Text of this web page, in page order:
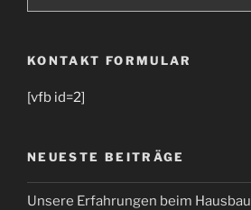
KONTAKT FORMULAR
[vfb id=2]
NEUESTE BEITRÄGE
Unsere Erfahrungen beim Hausbau